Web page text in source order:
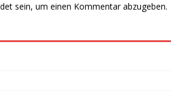
sein, um einen Kommentar abzugeben.